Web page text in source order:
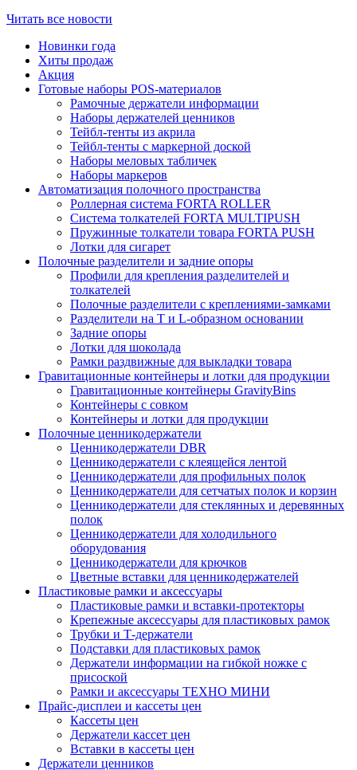
Читать все новости
Новинки года
Хиты продаж
Акция
Готовые наборы POS-материалов
Рамочные держатели информации
Наборы держателей ценников
Тейбл-тенты из акрила
Тейбл-тенты с маркерной доской
Наборы меловых табличек
Наборы маркеров
Автоматизация полочного пространства
Роллерная система FORTA ROLLER
Система толкателей FORTA MULTIPUSH
Пружинные толкатели товара FORTA PUSH
Лотки для сигарет
Полочные разделители и задние опоры
Профили для крепления разделителей и
толкателей
Полочные разделители с креплениями-замками
Разделители на Т и L-образном основании
Задние опоры
Лотки для шоколада
Рамки раздвижные для выкладки товара
Гравитационные контейнеры и лотки для продукции
Гравитационные контейнеры GravityBins
Контейнеры с совком
Контейнеры и лотки для продукции
Полочные ценникодержатели
Ценникодержатели DBR
Ценникодержатели с клеящейся лентой
Ценникодержатели для профильных полок
Ценникодержатели для сетчатых полок и корзин
Ценникодержатели для стеклянных и деревянных
полок
Ценникодержатели для холодильного
оборудования
Ценникодержатели для крючков
Цветные вставки для ценникодержателей
Пластиковые рамки и аксессуары
Пластиковые рамки и вставки-протекторы
Крепежные аксессуары для пластиковых рамок
Трубки и Т-держатели
Подставки для пластиковых рамок
Держатели информации на гибкой ножке с
присоской
Рамки и аксессуары ТЕХНО МИНИ
Прайс-дисплеи и кассеты цен
Кассеты цен
Держатели кассет цен
Вставки в кассеты цен
Держатели ценников